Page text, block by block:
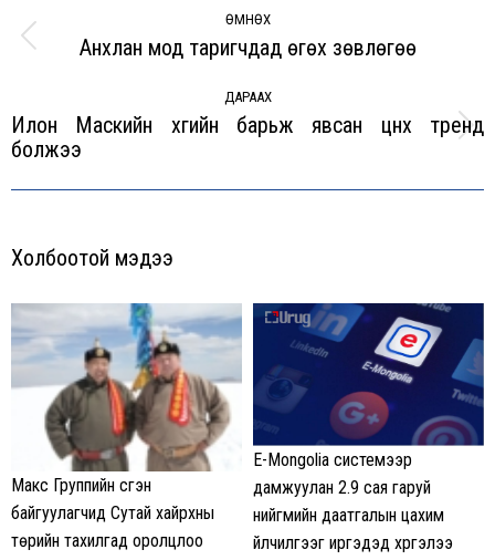
navigation
ӨМНӨХ
Previous
Анхлан мод таригчдад өгөх зөвлөгөө
ДАРААХ
Next
Илон Маскийн хүүгийн барьж явсан цүнх тренд
болжээ
Холбоотой мэдээ
Макс Группийн үүсгэн
байгуулагчид Сутай хайрхны
төрийн тахилгад оролцлоо
E-Mongolia системээр
дамжуулан 2.9 сая гаруй
нийгмийн даатгалын цахим
үйлчилгээг иргэдэд хүргэлээ